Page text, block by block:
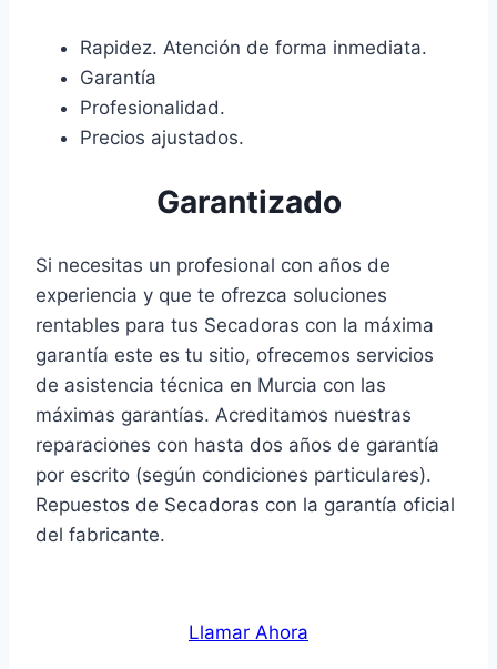
Rapidez. Atención de forma inmediata.
Garantía
Profesionalidad.
Precios ajustados.
Garantizado
Si necesitas un profesional con años de
experiencia y que te ofrezca soluciones
rentables para tus Secadoras con la máxima
garantía este es tu sitio, ofrecemos servicios
de asistencia técnica en Murcia con las
máximas garantías. Acreditamos nuestras
reparaciones con hasta dos años de garantía
por escrito (según condiciones particulares).
Repuestos de Secadoras con la garantía oficial
del fabricante.
Llamar Ahora